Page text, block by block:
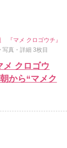
『マメ クロゴウチ』
写真・詳細 3枚目
クロゴウ
から“マメク